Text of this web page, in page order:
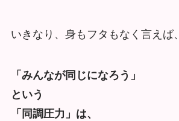
いきなり、身もフタもなく言えば、
「みんなが同じになろう」
という
「同調圧力」は、